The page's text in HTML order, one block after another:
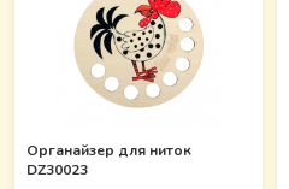
Органайзер для ниток
DZ30023